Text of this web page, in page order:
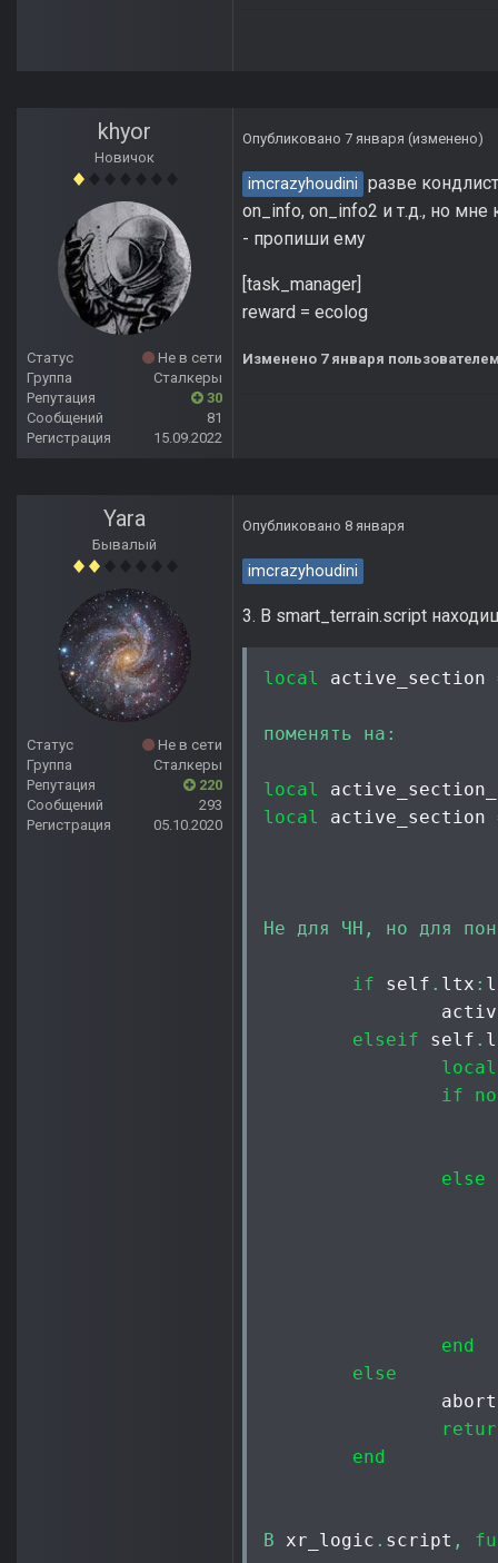
khyor
Новичок
Статус
Не в сети
Группа
Сталкеры
Репутация
30
Сообщений
81
Регистрация
15.09.2022
Опубликовано 7 января (изменено)
imcrazyhoudini разве
on_info, on_info2 и т.д., но мне
- пропиши ему
[task_manager]
reward = ecolog
Изменено 7 января
Yara
Бывалый
Статус
Не в сети
Группа
Сталкеры
Репутация
220
Сообщений
293
Регистрация
05.10.2020
Опубликовано 8 января
imcrazyhoudini
3. В smart_terrain.script
local active_section
поменять на:
local
local
active_section
Не для ЧН, но для
if self . ltx :
elseif self .
local
if
else
end
else
		abort
end
В xr_logic . script ,